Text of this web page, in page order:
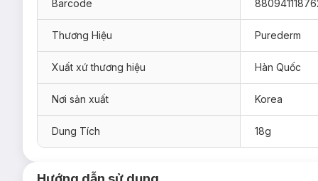
Barcode
Thương Hiệu Purederm
Xuất xứ thương hiệu Hàn Quốc
Nơi sản xuất Korea
Dung Tích 18g